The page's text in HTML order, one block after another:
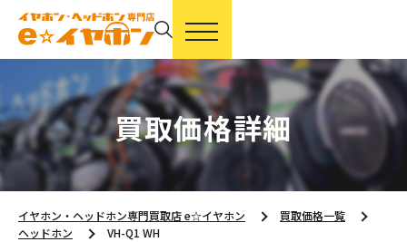
買取価格詳細
イヤホン・ヘッドホン専門買取店 e☆イヤホン
買取価格一覧
ヘッドホン
VH-Q1 WH